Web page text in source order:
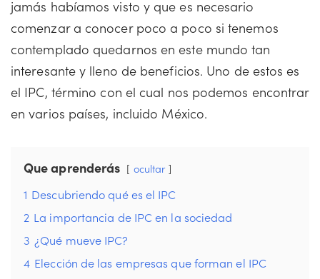
jamás habíamos visto y que es necesario
comenzar a conocer poco a poco si tenemos
contemplado quedarnos en este mundo tan
interesante y lleno de beneficios. Uno de estos es
el IPC, término con el cual nos podemos encontrar
en varios países, incluido México.
Que aprenderás ocultar
1 Descubriendo qué es el IPC
2 La importancia de IPC en la sociedad
3 ¿Qué mueve IPC?
4 Elección de las empresas que forman el IPC